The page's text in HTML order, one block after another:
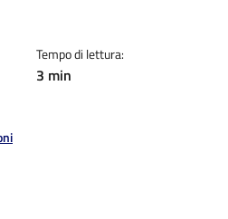
Tempo di lettura:
3 min